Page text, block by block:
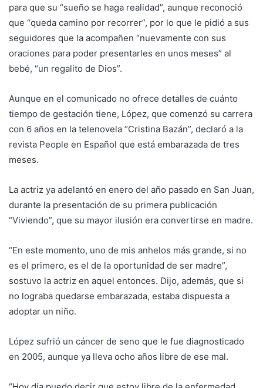
para que su “sueño se haga realidad”, aunque reconoció
que “queda camino por recorrer”, por lo que le pidió a sus
seguidores que la acompañen “nuevamente con sus
oraciones para poder presentarles en unos meses” al
bebé, “un regalito de Dios”.
Aunque en el comunicado no ofrece detalles de cuánto
tiempo de gestación tiene, López, que comenzó su carrera
con 6 años en la telenovela “Cristina Bazán”, declaró a la
revista People en Español que está embarazada de tres
meses.
La actriz ya adelantó en enero del año pasado en San Juan,
durante la presentación de su primera publicación
“Viviendo”, que su mayor ilusión era convertirse en madre.
“En este momento, uno de mis anhelos más grande, si no
es el primero, es el de la oportunidad de ser madre”,
sostuvo la actriz en aquel entonces. Dijo, además, que si
no lograba quedarse embarazada, estaba dispuesta a
adoptar un niño.
López sufrió un cáncer de seno que le fue diagnosticado
en 2005, aunque ya lleva ocho años libre de ese mal.